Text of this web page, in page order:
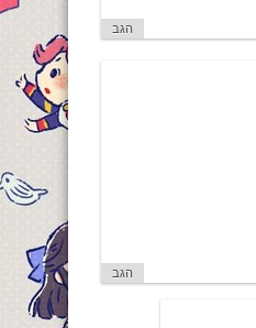
הגב
הגב